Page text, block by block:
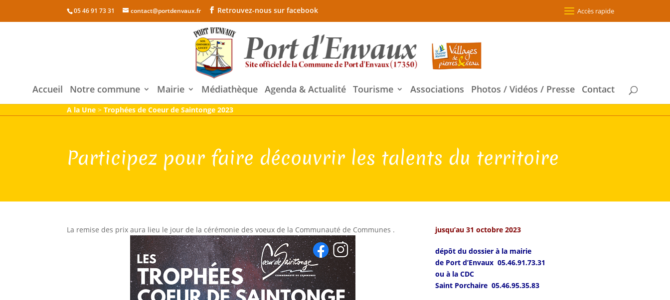
05 46 91 73 31 contact@portdenvaux.fr Retrouvez-nous sur facebook Accès rapide
Accueil Notre commune Mairie Médiathèque Agenda & Actualité Tourisme Associations Photos / Vidéos / Presse Contact
A la Une >Trophées de Coeur de Saintonge 2023
Participez pour faire découvrir les talents du territoire
La remise des prix aura lieu le jour de la cérémonie des voeux de la Communauté de Communes . jusqu’au 31 octobre 2023
dépôt du dossier à la mairie
de Port d’Envaux 05.46.91.73.31
ou à la CDC
Saint Porchaire 05.46.95.35.83